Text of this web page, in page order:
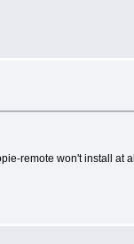
remote won't install at